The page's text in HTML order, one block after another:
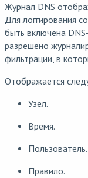
Журнал DNS
Для логгирования
быть включена
разрешено
фильтрации, в
Отображается
Узел.
Время.
Пользователь.
Правило.